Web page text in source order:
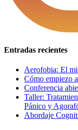
Entradas recientes
Aerofobia: El
Cómo empiezo
Conferencia
Taller:
Pánico y
Abordaje